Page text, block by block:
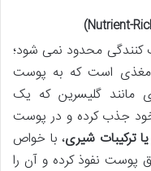
کنندگی محدود نمی شود؛
مغذی است که به پوست
مانند گلیسرین که یک
جذب کرده و در پوست
ترکیبات شیری، با خواص
پوست نفوذ کرده و آن را